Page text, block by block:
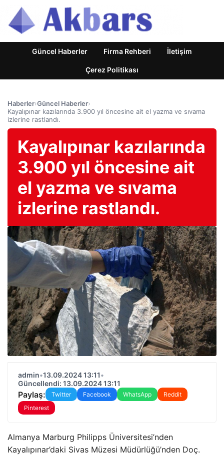
Güncel Haberler Firma Rehberi İletişim
Çerez Politikası
Haberler›Güncel Haberler›
Kayalıpınar kazılarında 3.900 yıl öncesine ait el yazma ve sıvama
izlerine rastlandı.
Kayalıpınar kazılarında
3.900 yıl öncesine ait
el yazma ve sıvama
izlerine rastlandı.
admin•13.09.2024 13:11•
Güncellendi: 13.09.2024 13:11
Paylaş: Twitter Facebook WhatsApp
Reddit
Pinterest
Almanya Marburg Philipps Üniversitesi’nden
Kayalıpınar’daki Sivas Müzesi Müdürlüğü’nden Doç.